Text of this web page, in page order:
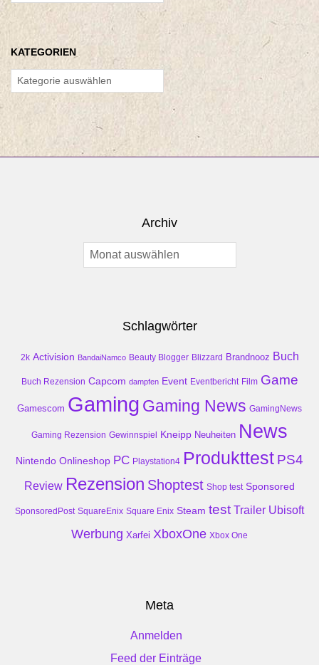
KATEGORIEN
Kategorien
Archiv
Archiv
Schlagwörter
2k Activision BandaiNamco Beauty Blogger Blizzard Brandnooz Buch
Buch Rezension Capcom dampfen Event Eventbericht Film Game
Gamescom Gaming Gaming News GamingNews
Gaming Rezension Gewinnspiel Kneipp Neuheiten News
Nintendo Onlineshop PC Playstation4 Produkttest PS4
Review Rezension Shoptest Shop test Sponsored
SponsoredPost SquareEnix Square Enix Steam test Trailer Ubisoft
Werbung Xarfei XboxOne Xbox One
Meta
Anmelden
Feed der Einträge